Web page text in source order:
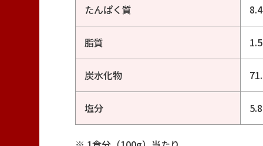
たんぱく質
脂質
炭水化物
塩分